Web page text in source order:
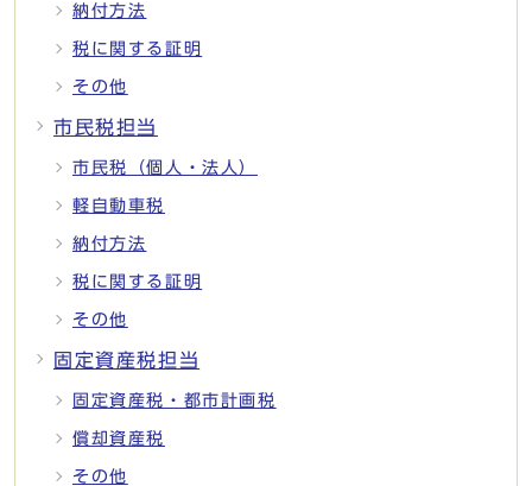
納付方法
税に関する証明
その他
市民税担当
市民税（個人・法人）
軽自動車税
納付方法
税に関する証明
その他
固定資産税担当
固定資産税・都市計画税
償却資産税
その他